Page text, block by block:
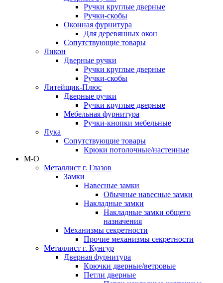
Ручки круглые дверные
Ручки-скобы
Оконная фурнитура
Для деревянных окон
Сопутствующие товары
Ликон
Дверные ручки
Ручки круглые дверные
Ручки-скобы
Литейщик-Плюс
Дверные ручки
Ручки круглые дверные
Мебельная фурнитура
Ручки-кнопки мебельные
Лука
Сопутствующие товары
Крюки потолочные/настенные
М-О
Металлист г. Глазов
Замки
Навесные замки
Обычные навесные замки
Накладные замки
Накладные замки общего
назначения
Механизмы секретности
Прочие механизмы секретности
Металлист г. Кунгур
Дверная фурнитура
Крючки дверные/ветровые
Петли дверные